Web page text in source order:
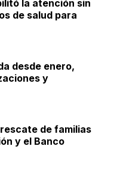
la atención sin
de salud para
desde enero,
y
de familias
y el Banco